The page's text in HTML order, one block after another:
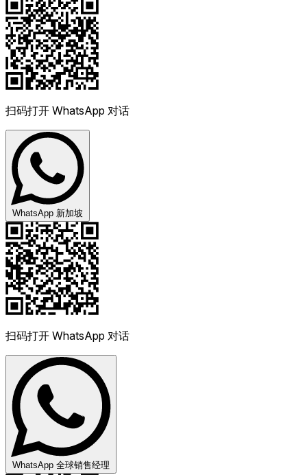
扫码打开 WhatsApp 对话
WhatsApp 新加坡
扫码打开 WhatsApp 对话
WhatsApp 全球销售经理